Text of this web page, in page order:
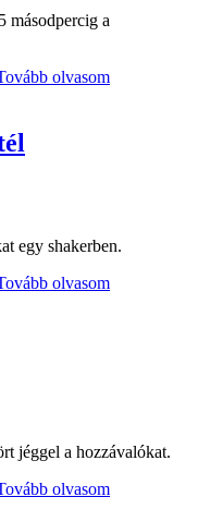
másodpercig a
olvasom
egy shakerben.
olvasom
jéggel a hozzávalókat.
olvasom